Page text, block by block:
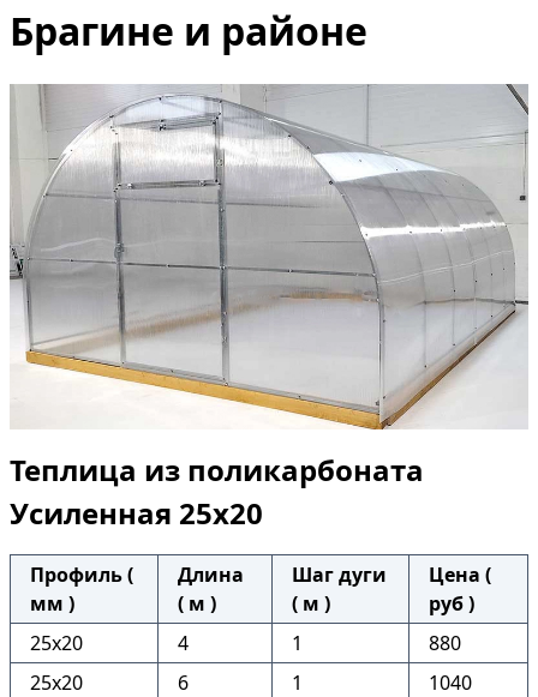
Брагине и районе
Теплица из поликарбоната
Усиленная 25х20
Профиль (
мм )
Длина
( м )
Шаг дуги
( м )
Цена (
руб )
25х20
4 1
880
25х20
6 1
1040